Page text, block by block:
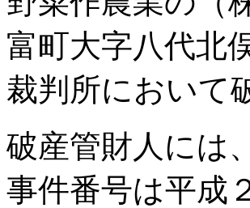
富町大字八代北
裁判所において
破産管財人には
事件番号は平成